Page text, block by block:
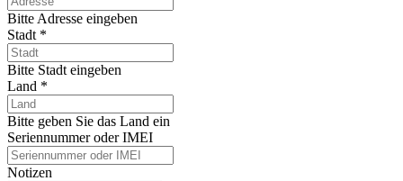
Bitte Adresse eingeben
Stadt *
Bitte Stadt eingeben
Land *
Bitte geben Sie das Land ein
Seriennummer oder IMEI
Notizen